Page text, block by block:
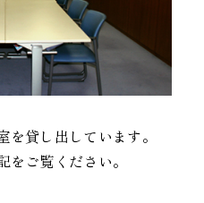
貸し出しています。
ご覧ください。